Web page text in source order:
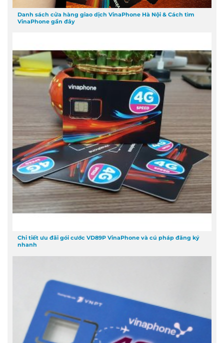
Danh sách cửa hàng giao dịch VinaPhone Hà Nội & Cách tìm
VinaPhone gần đây
Chi tiết ưu đãi gói cước VD89P VinaPhone và cú pháp đăng ký
nhanh